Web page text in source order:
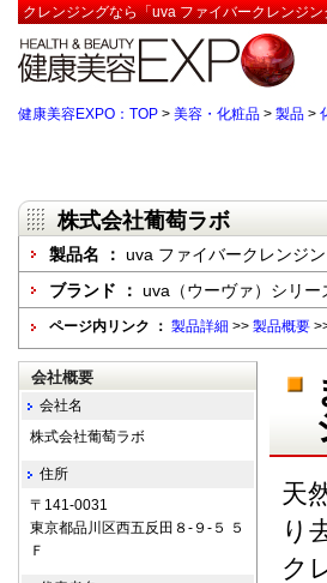
クレンジングなら「uva ファイバークレンジ
健康美容EXPO：TOP > 美容・化粧品 > 製品 >
株式会社葡萄ラボ
製品名 ： uva ファイバークレンジ
ブランド ： uva（ウーヴァ）シリー
ページ内リンク ： 製品詳細 >> 製品概要
天
り
ク
会社概要
会社名
株式会社葡萄ラボ
住所
〒141-0031
東京都品川区西五反田８-９-５ ５
Ｆ